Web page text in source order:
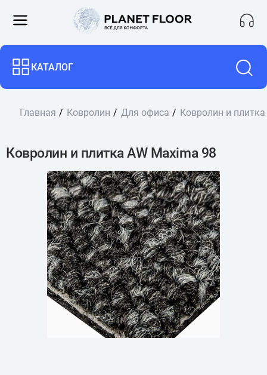
КАТАЛОГ
Главная Ковролин Для офиса Ковролин и
Ковролин и плитка AW Maxima 98